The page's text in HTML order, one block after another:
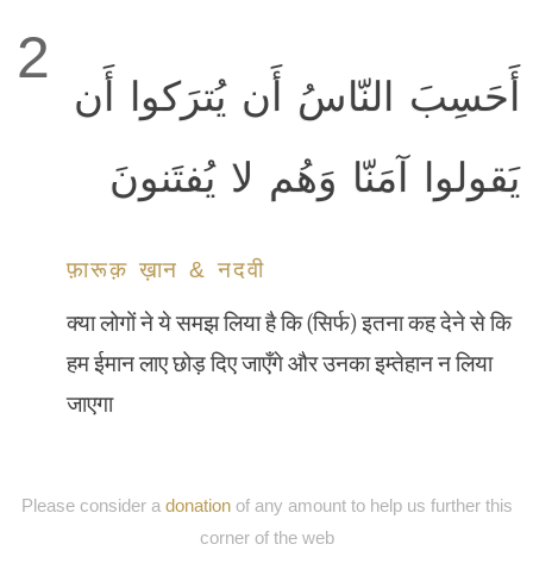
2
أَحَسِبَ النّاسُ أَن يُترَكوا أَن
يَقولوا آمَنّا وَهُم لا يُفتَنونَ
फ़ारूक़ ख़ान & नदवी
क्या लोगों ने ये समझ लिया है कि (सिर्फ) इतना कह देने से कि
हम ईमान लाए छोड़ दिए जाएँगे और उनका इम्तेहान न लिया
जाएगा
Please consider a donationof any amount to help us further this
corner of the web